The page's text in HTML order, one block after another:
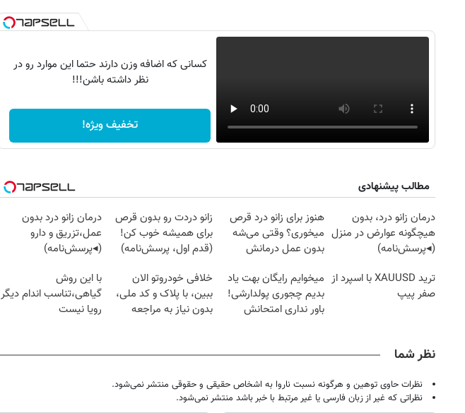
کسانی که اضافه وزن دارند حتما این موارد رو در
نظر داشته باشن!!!
تخفیف ویژه!
مطالب پیشنهادی
درمان زانو درد، بدون
هیچگونه عوارض در منزل
(◂پرسش‌نامه)
هنوز برای زانو درد قرص
میخوری؟ وقتی می‌شه
بدون عمل درمانش
زانو دردت رو بدون قرص
برای همیشه خوب کن!
(قدم اول، پرسش‌نامه)
درمان زانو درد بدون
عمل،تزریق و دارو
(◂پرسش‌نامه)
ترید XAUUSD با اسپرد از
صفر پیپ
میخوایم رایگان بهت یاد
بدیم چجوری پولدارشی!
باور نداری امتحانش
خلافی خودروتو الان
ببین، با پلاک و کد ملی،
بدون نیاز به مراجعه
با این روش
گیاهی،تناسب اندام دیگر
رویا نیست
نظر شما
نظرات حاوی توهین و هرگونه نسبت ناروا به اشخاص حقیقی و حقوقی منتشر نمی‌شود.
نظراتی که غیر از زبان فارسی یا غیر مرتبط با خبر باشد منتشر نمی‌شود.